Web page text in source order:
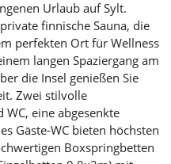
Urlaub auf Sylt.
finnische Sauna, die
perfekten Ort für Wellness
langen Spaziergang am
die Insel genießen Sie
Zwei stilvolle
eine abgesenkte
Gäste-WC bieten höchsten
Boxspringbetten